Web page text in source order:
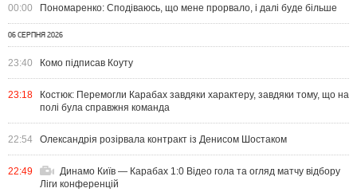
00:00 Пономаренко: Сподіваюсь, що мене прорвало, і далі буде більше
06 СЕРПНЯ 2026
23:40 Комо підписав Коуту
23:18
Костюк: Перемогли Карабах завдяки характеру, завдяки тому, що на
полі була справжня команда
22:54 Олександрія розірвала контракт із Денисом Шостаком
22:49
Динамо Київ — Карабах 1:0 Відео гола та огляд матчу відбору
Ліги конференцій